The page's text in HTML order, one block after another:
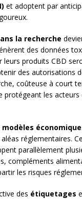
et adoptent par
la recherche
des données
leurs produits CBD
des autorisations
coûteuse à court
protégeant les
modèles
réglementaires.
parallèlement
compléments
les risques
des étiquetages